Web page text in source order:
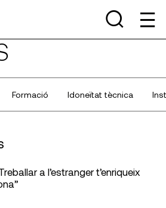
Formació Idoneïtat tècnica
a l’estranger t’enriqueix